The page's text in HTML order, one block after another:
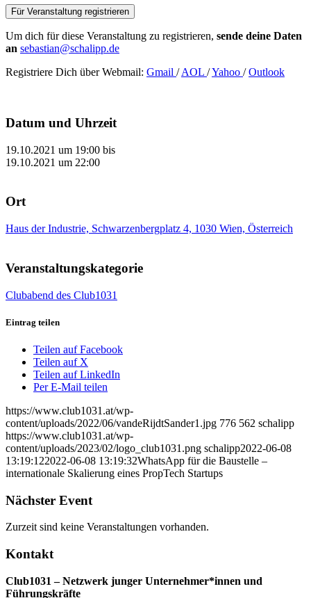
Für Veranstaltung registrieren
Um dich für diese Veranstaltung zu registrieren, sende deine Daten
an sebastian@schalipp.de
Registriere Dich über Webmail: Gmail /AOL /Yahoo /Outlook
Datum und Uhrzeit
19.10.2021 um 19:00 bis
19.10.2021 um 22:00
Ort
Haus der Industrie, Schwarzenbergplatz 4, 1030 Wien, Österreich
Veranstaltungskategorie
Clubabend des Club1031
Eintrag teilen
Teilen auf Facebook
Teilen auf X
Teilen auf LinkedIn
Per E-Mail teilen
https://www.club1031.at/wp-
content/uploads/2022/06/vandeRijdtSander1.jpg 776 562 schalipp
https://www.club1031.at/wp-
content/uploads/2023/02/logo_club1031.png schalipp2022-06-08
13:19:122022-06-08 13:19:32WhatsApp für die Baustelle –
internationale Skalierung eines PropTech Startups
Nächster Event
Zurzeit sind keine Veranstaltungen vorhanden.
Kontakt
Club1031 – Netzwerk junger Unternehmer*innen und
Führungskräfte